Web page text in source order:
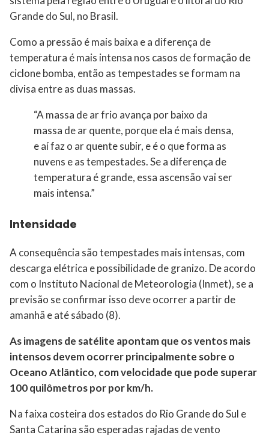
Grande do Sul, no Brasil.
Como a pressão é mais baixa e a diferença de
temperatura é mais intensa nos casos de formação de
ciclone bomba, então as tempestades se formam na
divisa entre as duas massas.
“A massa de ar frio avança por baixo da
massa de ar quente, porque ela é mais densa,
e aí faz o ar quente subir, e é o que forma as
nuvens e as tempestades. Se a diferença de
temperatura é grande, essa ascensão vai ser
mais intensa.”
Intensidade
A consequência são tempestades mais intensas, com
descarga elétrica e possibilidade de granizo. De acordo
com o Instituto Nacional de Meteorologia (Inmet), se a
previsão se confirmar isso deve ocorrer a partir de
amanhã e até sábado (8).
As imagens de satélite apontam que os ventos mais
intensos devem ocorrer principalmente sobre o
Oceano Atlântico, com velocidade que pode superar
100 quilômetros por por km/h.
Na faixa costeira dos estados do Rio Grande do Sul e
Santa Catarina são esperadas rajadas de vento